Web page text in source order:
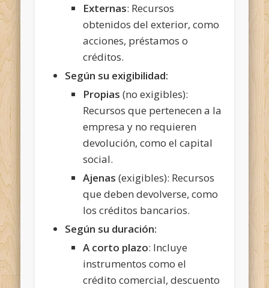
Externas: Recursos
obtenidos del exterior, como
acciones, préstamos o
créditos.
Según su exigibilidad:
Propias (no exigibles):
Recursos que pertenecen a la
empresa y no requieren
devolución, como el capital
social.
Ajenas (exigibles): Recursos
que deben devolverse, como
los créditos bancarios.
Según su duración:
A corto plazo: Incluye
instrumentos como el
crédito comercial, descuento